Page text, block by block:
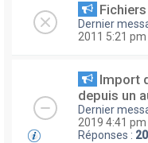
Dernier
2011 5:21 pm
Import
depuis un
Dernier
2019 4:41 pm
Réponses : 20